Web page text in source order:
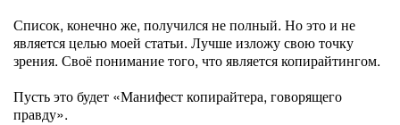
Список, конечно же, получился не полный. Но это и не
является целью моей статьи. Лучше изложу свою точку
зрения. Своё понимание того, что является копирайтингом.
Пусть это будет «Манифест копирайтера, говорящего
правду».